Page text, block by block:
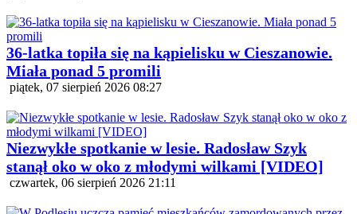
36-latka topiła się na kąpielisku w Cieszanowie.
Miała ponad 5 promili
piątek, 07 sierpień 2026 08:27
Niezwykłe spotkanie w lesie. Radosław Szyk
stanął oko w oko z młodymi wilkami [VIDEO]
czwartek, 06 sierpień 2026 21:11